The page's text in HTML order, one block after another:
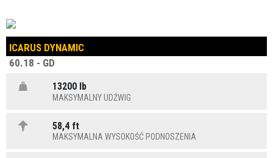
ICARUS DYNAMIC
60.18 - GD
13200 lb
MAKSYMALNY UDŹWIG
58,4 ft
MAKSYMALNA WYSOKOŚĆ PODNOSZENIA